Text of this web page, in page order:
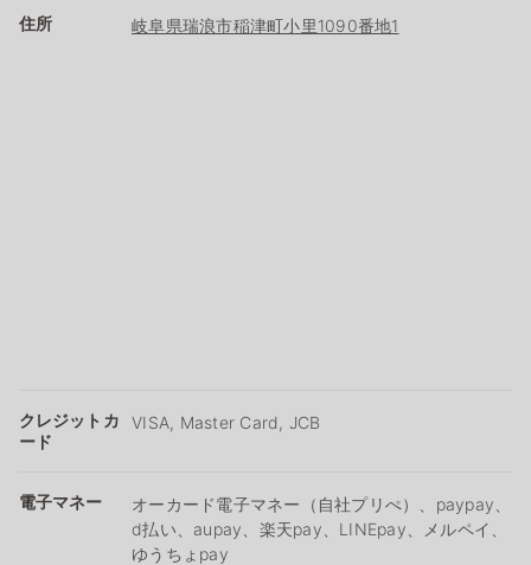
住所 岐阜県瑞浪市稲津町小里1090番地1
クレジットカ
ード
VISA, Master Card, JCB
電子マネー
オーカード電子マネー（自社プリぺ）、paypay、
d払い、aupay、楽天pay、LINEpay、メルペイ、
ゆうちょpay